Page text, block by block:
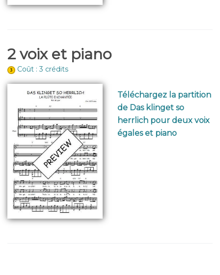
2 voix et piano
Coût : 3 crédits
Téléchargez la partition
de Das klinget so
herrlich pour deux voix
égales et piano